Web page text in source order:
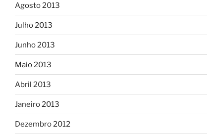
Agosto 2013
Julho 2013
Junho 2013
Maio 2013
Abril 2013
Janeiro 2013
Dezembro 2012